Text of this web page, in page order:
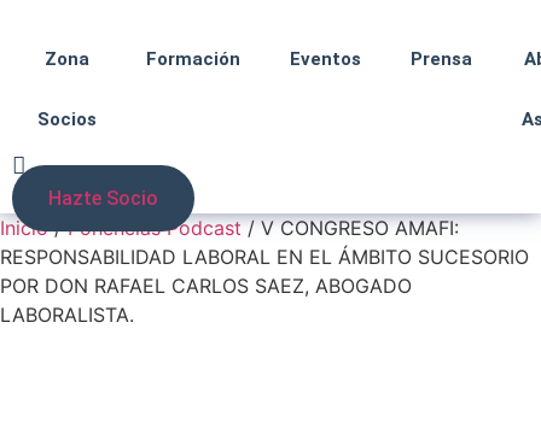
Zona
Socios
Formación Eventos Prensa
Hazte Socio
Inicio/Ponencias Podcast/ V CONGRESO AMAFI:
RESPONSABILIDAD LABORAL EN EL ÁMBITO SUCESORIO
POR DON RAFAEL CARLOS SAEZ, ABOGADO
LABORALISTA.